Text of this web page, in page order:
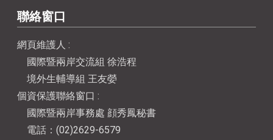
聯絡窗口
網頁維護人 :
國際暨兩岸交流組 徐浩程
境外生輔導組 王友嫈
個資保護聯絡窗口 :
國際暨兩岸事務處 顔秀鳳秘書
電話：(02)2629-6579